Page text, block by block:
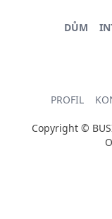
DŮM
PROFIL
Copyright ©